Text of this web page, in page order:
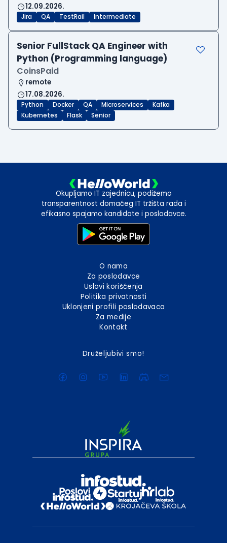
12.09.2026.
Jira QA TestRail Intermediate
Senior FullStack QA Engineer with
Python (Programming language)
CoinsPaid
remote
17.08.2026.
Python Docker QA Microservices
Kafka
Kubernetes
Flask Senior
Okupljamo IT zajednicu, podižemo
transparentnost domaćeg IT tržišta rada i
efikasno spajamo kandidate i poslodavce.
O nama
Za poslodavce
Uslovi korišćenja
Politika privatnosti
Uklonjeni profili poslodavaca
Za medije
Kontakt
Druželjubivi smo!